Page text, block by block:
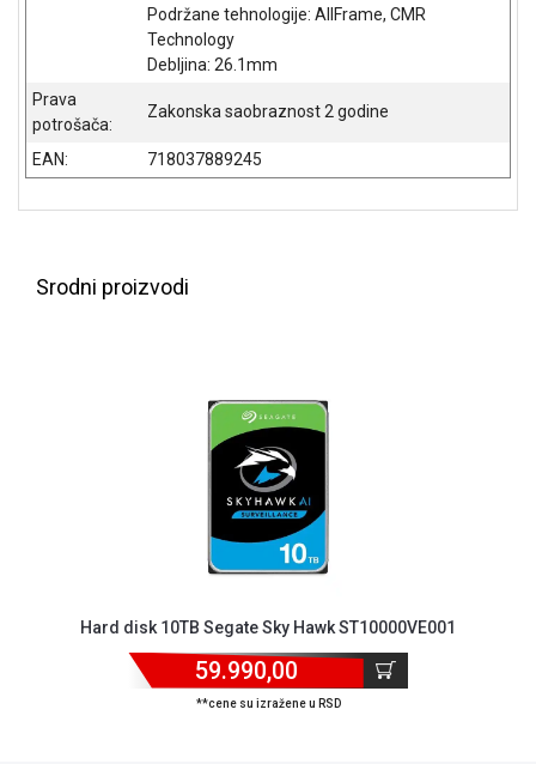
BICIKLE
Podržane tehnologije: AllFrame, CMR
Technology
Debljina: 26.1mm
Prava
potrošača:
Zakonska saobraznost 2 godine
EAN: 718037889245
Srodni proizvodi
Hard disk 10TB Segate Sky Hawk ST10000VE001
59.990,00
**cene su izražene u RSD